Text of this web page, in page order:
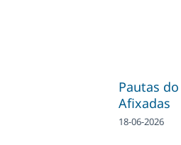
Pautas
Afixadas
18-06-2026